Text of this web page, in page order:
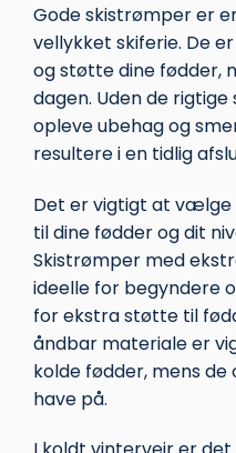
Gode skistrømper er
vellykket skiferie. De
og støtte dine fødder,
dagen. Uden de
opleve ubehag og
resultere i en tidlig
Det er vigtigt at vælge
til dine fødder og dit
Skistrømper med
ideelle for begyndere
for ekstra støtte til
åndbar materiale er
kolde fødder, mens
have på.